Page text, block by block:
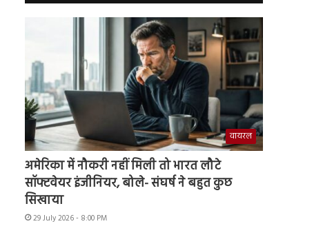
वायरल
अमेरिका में नौकरी नहीं मिली तो भारत लौटे
सॉफ्टवेयर इंजीनियर, बोले- संघर्ष ने बहुत कुछ
सिखाया
29 July 2026 - 8:00 PM